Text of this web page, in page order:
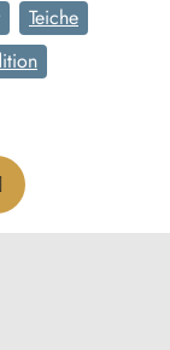
Teiche